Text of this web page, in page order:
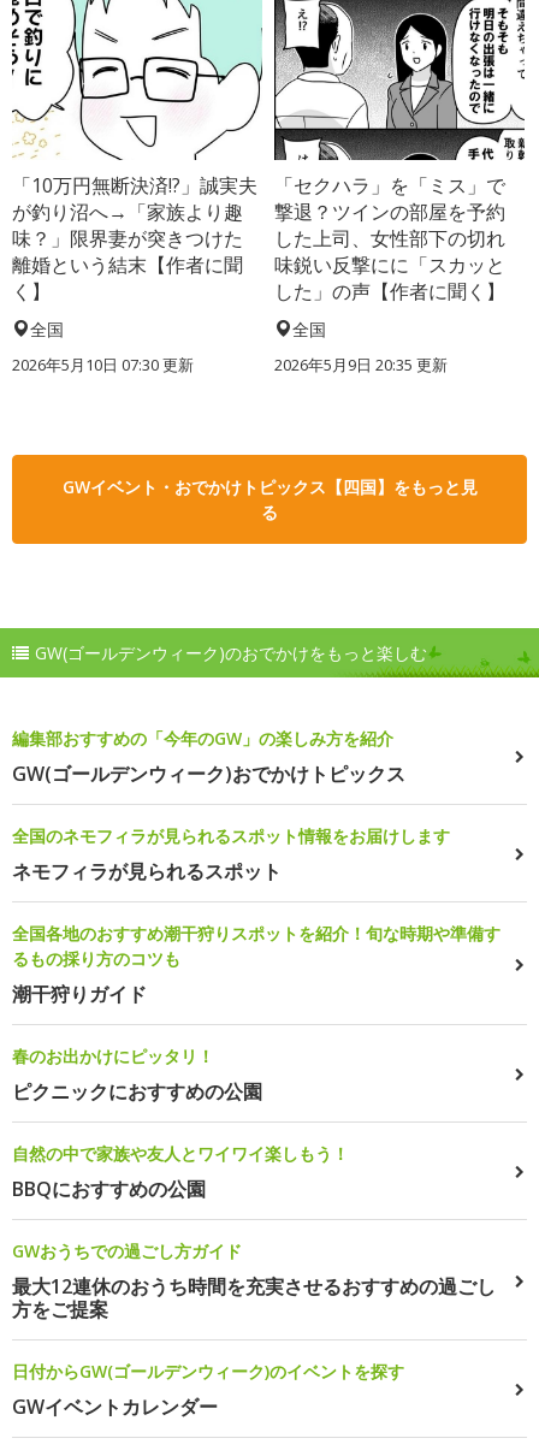
「10万円無断決済!?」誠実夫
が釣り沼へ→「家族より趣
味？」限界妻が突きつけた
離婚という結末【作者に聞
く】
全国
2026年5月10日 07:30 更新
「セクハラ」を「ミス」で
撃退？ツインの部屋を予約
した上司、女性部下の切れ
味鋭い反撃にに「スカッと
した」の声【作者に聞く】
全国
2026年5月9日 20:35 更新
GWイベント・おでかけトピックス【四国】をもっと見
る
GW(ゴールデンウィーク)のおでかけをもっと楽しむ
編集部おすすめの「今年のGW」の楽しみ方を紹介
GW(ゴールデンウィーク)おでかけトピックス
全国のネモフィラが見られるスポット情報をお届けします
ネモフィラが見られるスポット
全国各地のおすすめ潮干狩りスポットを紹介！旬な時期や準備す
るもの採り方のコツも
潮干狩りガイド
春のお出かけにピッタリ！
ピクニックにおすすめの公園
自然の中で家族や友人とワイワイ楽しもう！
BBQにおすすめの公園
GWおうちでの過ごし方ガイド
最大12連休のおうち時間を充実させるおすすめの過ごし
方をご提案
日付からGW(ゴールデンウィーク)のイベントを探す
GWイベントカレンダー